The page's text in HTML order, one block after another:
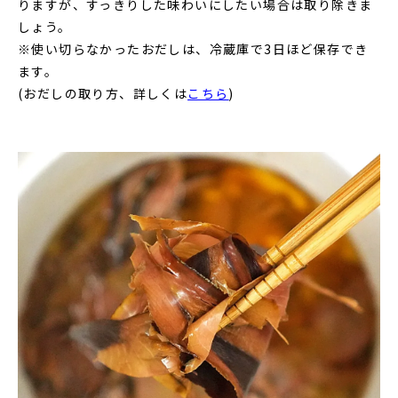
りますが、すっきりした味わいにしたい場合は取り除きま
しょう。
※使い切らなかったおだしは、冷蔵庫で3日ほど保存でき
ます。
(おだしの取り方、詳しくはこちら )